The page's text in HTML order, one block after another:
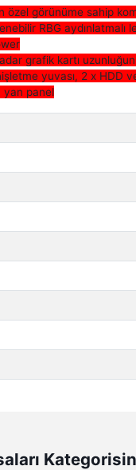
özel görünüme sahip
RBG
grafik kartı
yuvası, 2 x HDD
yan panel